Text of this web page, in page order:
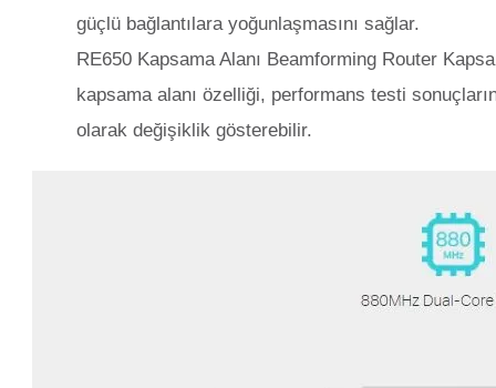
güçlü bağlantılara yoğunlaşmasını sağlar.
RE650 Kapsama Alanı Beamforming Router
kapsama alanı özelliği, performans testi
olarak değişiklik gösterebilir.